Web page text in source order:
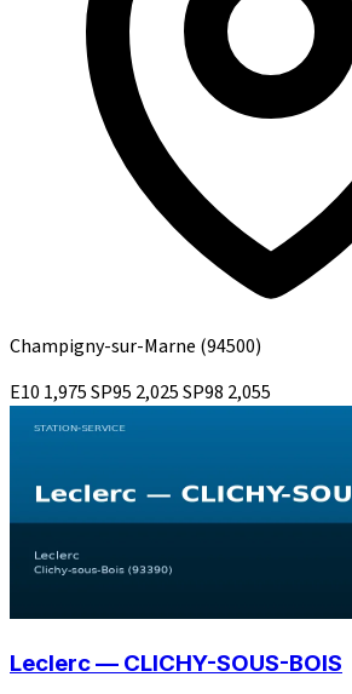
Champigny-sur-Marne (94500)
E10 1,975SP95 2,025SP98 2,055
Leclerc — CLICHY-SOUS-BOIS